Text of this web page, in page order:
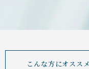
こんな方にオススメ